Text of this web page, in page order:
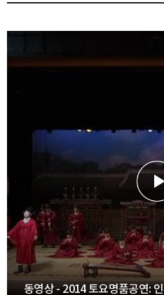
동영상 - 2014 토요명품공연: